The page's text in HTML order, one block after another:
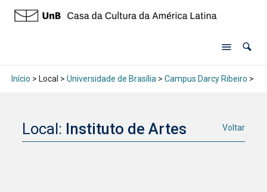
Início > Local > Universidade de Brasília > Campus Darcy Ribeiro >
Local: Instituto de Artes Voltar